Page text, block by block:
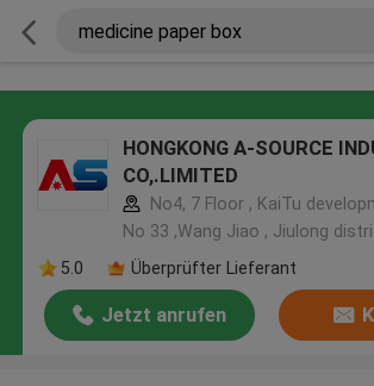
HONGKONG A-SOURCE
CO,.LIMITED
No4, 7 Floor , KaiTu
No 33 ,Wang Jiao , Jiulong
5.0
Überprüfter Lieferant
Jetzt anrufen